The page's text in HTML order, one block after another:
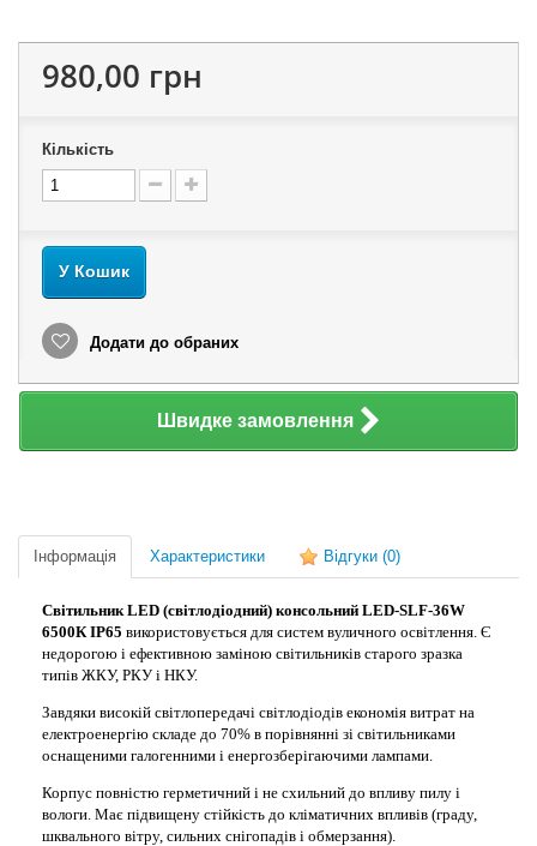
980,00 грн
Кількість
У Кошик
Додати до обраних
Швидке замовлення
Інформація Характеристики Відгуки (0)
Світильник LED (світлодіодний) консольний LED-SLF-36W
6500К IP65 використовується для систем вуличного освітлення. Є
недорогою і ефективною заміною світильників старого зразка
типів ЖКУ, РКУ і НКУ.
Завдяки високій світлопередачі світлодіодів економія витрат на
електроенергію складе до 70% в порівнянні зі світильниками
оснащеними галогенними і енергозберігаючими лампами.
Корпус повністю герметичний і не схильний до впливу пилу і
вологи. Має підвищену стійкість до кліматичних впливів (граду,
шквального вітру, сильних снігопадів і обмерзання).